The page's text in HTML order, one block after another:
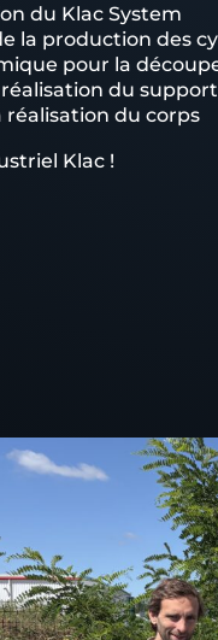
du Klac System
la production des
pour la
du support
du corps
Klac !